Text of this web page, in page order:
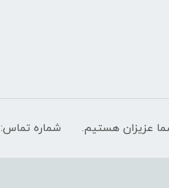
شماره تماس: